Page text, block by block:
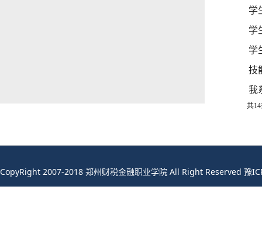
学
学
学
技
我
共
CopyRight 2007-2018 郑州财税金融职业学院 All Right Reserved